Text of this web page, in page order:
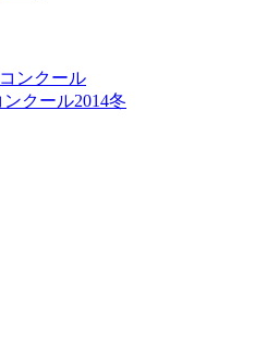
ンクール
クール2014冬